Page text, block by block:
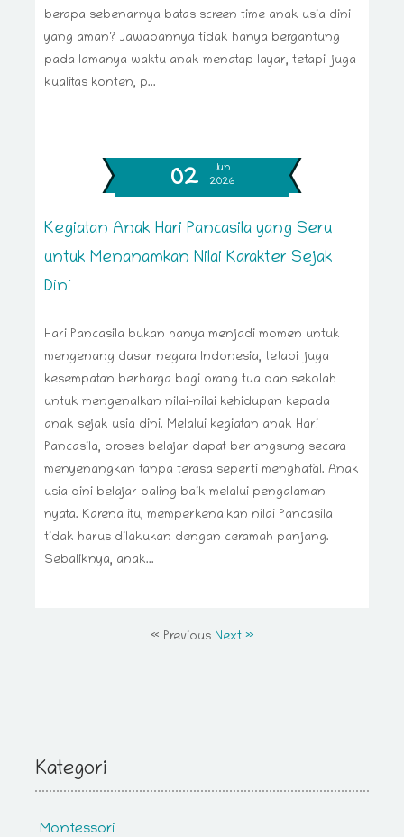
berapa sebenarnya batas screen time anak usia dini
yang aman? Jawabannya tidak hanya bergantung
pada lamanya waktu anak menatap layar, tetapi juga
kualitas konten, p...
02
Jun
2026
Kegiatan Anak Hari Pancasila yang Seru
untuk Menanamkan Nilai Karakter Sejak
Dini
Hari Pancasila bukan hanya menjadi momen untuk
mengenang dasar negara Indonesia, tetapi juga
kesempatan berharga bagi orang tua dan sekolah
untuk mengenalkan nilai-nilai kehidupan kepada
anak sejak usia dini. Melalui kegiatan anak Hari
Pancasila, proses belajar dapat berlangsung secara
menyenangkan tanpa terasa seperti menghafal. Anak
usia dini belajar paling baik melalui pengalaman
nyata. Karena itu, memperkenalkan nilai Pancasila
tidak harus dilakukan dengan ceramah panjang.
Sebaliknya, anak...
« Previous Next »
Kategori
Montessori